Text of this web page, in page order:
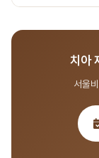
의 치료 방법을 제
041-415-2892
으로 상담을 받으
치아
서울